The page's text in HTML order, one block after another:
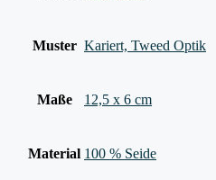
Muster Kariert, Tweed Optik
Maße 12,5 x 6 cm
Material 100 % Seide